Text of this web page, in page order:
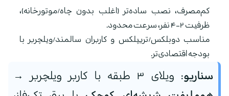
کم‌مصرف، نصب ساده‌تر (اغلب بدون چاه/موتورخانه)،
ظرفیت ۲–۴ نفر، سرعت محدود.
مناسب دوبلکس/تریپلکس و کاربران سالمند/ویلچربر با
بودجه اقتصادی‌تر.
سناریو: ویلای ۳ طبقه با کاربر ویلچربر →